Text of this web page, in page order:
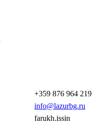
+359 876 964 219
info@lazurbg.ru
farukh.issin